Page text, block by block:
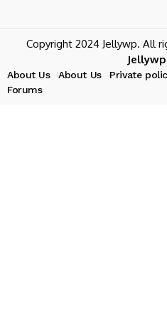
Copyright 2024 Jellywp. All
About Us About Us Private
Forums